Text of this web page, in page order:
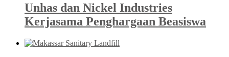
Unhas dan Nickel Industries
Kerjasama Penghargaan Beasiswa